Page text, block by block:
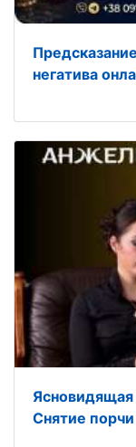
негатива
Ясновидящая
Снятие порчи